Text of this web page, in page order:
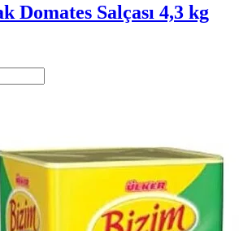
Domates Salçası 4,3 kg